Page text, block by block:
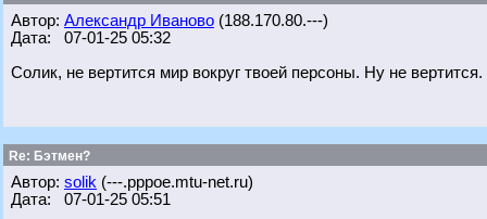
Автор: Александр Иваново (188.170.80.---)
Дата: 07-01-25 05:32
Солик, не вертится мир вокруг твоей персоны. Ну не вертится.
Re: Бэтмен?
Автор: solik (---.pppoe.mtu-net.ru)
Дата: 07-01-25 05:51